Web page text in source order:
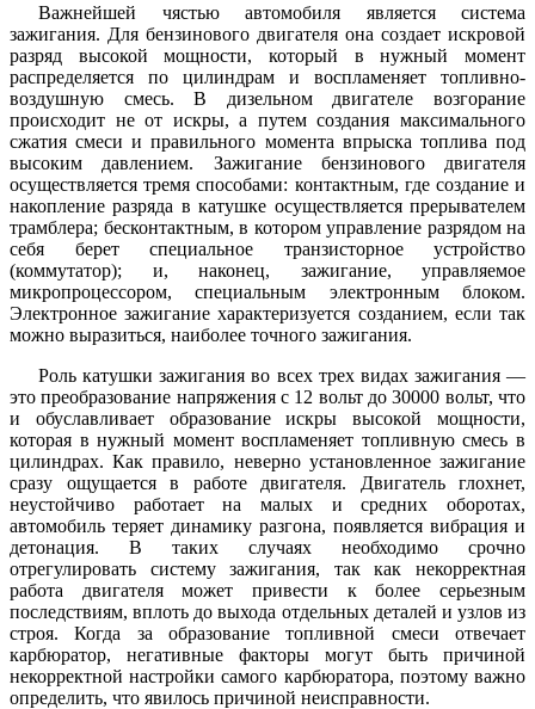
Важнейшей чястью автомобиля является система
зажигания. Для бензинового двигателя она создает искровой
разряд высокой мощности, который в нужный момент
распределяется по цилиндрам и воспламеняет топливно-
воздушную смесь. В дизельном двигателе возгорание
происходит не от искры, а путем создания максимального
сжатия смеси и правильного момента впрыска топлива под
высоким давлением. Зажигание бензинового двигателя
осуществляется тремя способами: контактным, где создание и
накопление разряда в катушке осуществляется прерывателем
трамблера; бесконтактным, в котором управление разрядом на
себя берет специальное транзисторное устройство
(коммутатор); и, наконец, зажигание, управляемое
микропроцессором, специальным электронным блоком.
Электронное зажигание характеризуется созданием, если так
можно выразиться, наиболее точного зажигания.
Роль катушки зажигания во всех трех видах зажигания —
это преобразование напряжения с 12 вольт до 30000 вольт, что
и обуславливает образование искры высокой мощности,
которая в нужный момент воспламеняет топливную смесь в
цилиндрах. Как правило, неверно установленное зажигание
сразу ощущается в работе двигателя. Двигатель глохнет,
неустойчиво работает на малых и средних оборотах,
автомобиль теряет динамику разгона, появляется вибрация и
детонация. В таких случаях необходимо срочно
отрегулировать систему зажигания, так как некорректная
работа двигателя может привести к более серьезным
последствиям, вплоть до выхода отдельных деталей и узлов из
строя. Когда за образование топливной смеси отвечает
карбюратор, негативные факторы могут быть причиной
некорректной настройки самого карбюратора, поэтому важно
определить, что явилось причиной неисправности.